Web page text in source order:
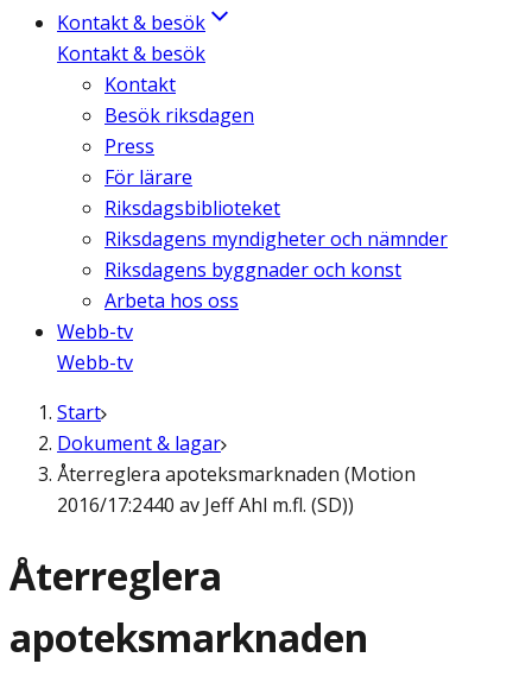
Kontakt & besök
Kontakt & besök
Kontakt
Besök riksdagen
Press
För lärare
Riksdagsbiblioteket
Riksdagens myndigheter och nämnder
Riksdagens byggnader och konst
Arbeta hos oss
Webb-tv
Webb-tv
Start
Dokument & lagar
Återreglera apoteksmarknaden (Motion
2016/17:2440 av Jeff Ahl m.fl. (SD))
Återreglera
apoteksmarknaden